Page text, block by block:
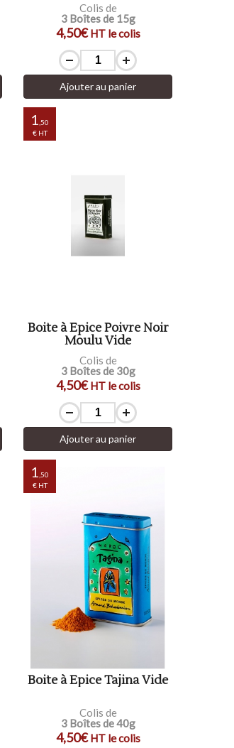
Colis de
3 Boîtes de 15g
4,50€HT le colis
Ajouter au panier
1 ,50
€ HT
Boite à Epice Poivre Noir
Moulu Vide
Colis de
3 Boîtes de 30g
4,50€HT le colis
Ajouter au panier
1 ,50
€ HT
Boite à Epice Tajina Vide
Colis de
3 Boîtes de 40g
4,50€HT le colis